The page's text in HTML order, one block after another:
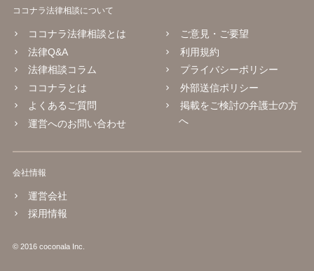
ココナラ法律相談について
ココナラ法律相談とは
法律Q&A
法律相談コラム
ココナラとは
よくあるご質問
運営へのお問い合わせ
ご意見・ご要望
利用規約
プライバシーポリシー
外部送信ポリシー
掲載をご検討の弁護士の方
へ
会社情報
運営会社
採用情報
© 2016 coconala Inc.